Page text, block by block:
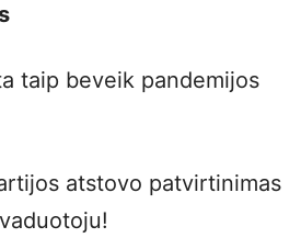
taip beveik pandemijos
atstovo patvirtinimas